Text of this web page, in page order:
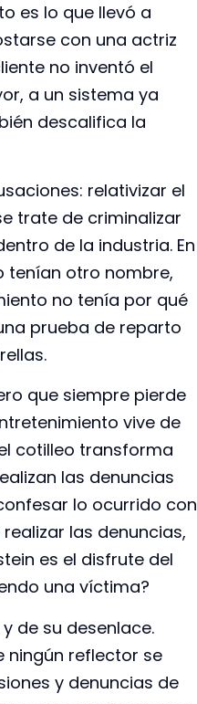
es lo que llevó a
con una actriz
no inventó el
a un sistema ya
descalifica la
relativizar el
trate de criminalizar
de la industria. En
tenían otro nombre,
no tenía por qué
prueba de reparto
que siempre pierde
vive de
cotilleo transforma
las denuncias
lo ocurrido con
las denuncias,
es el disfrute del
una víctima?
de su desenlace.
ningún reflector se
y denuncias de